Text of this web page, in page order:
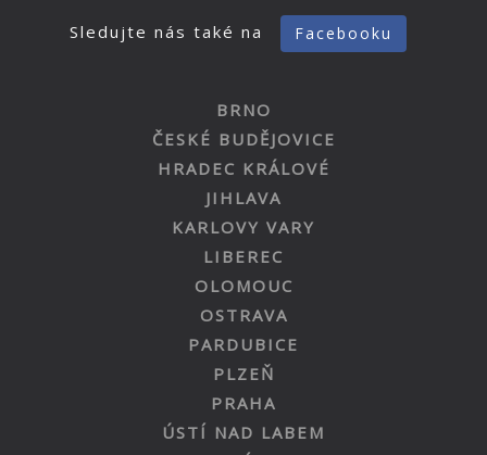
Sledujte nás také na Facebooku
BRNO
ČESKÉ BUDĚJOVICE
HRADEC KRÁLOVÉ
JIHLAVA
KARLOVY VARY
LIBEREC
OLOMOUC
OSTRAVA
PARDUBICE
PLZEŇ
PRAHA
ÚSTÍ NAD LABEM